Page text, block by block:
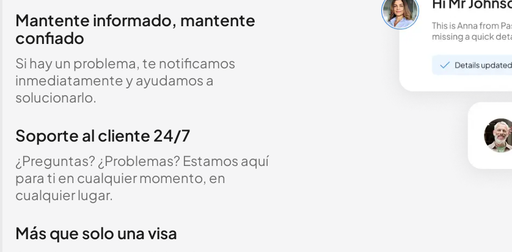
Mantente informado, mantente
confiado
Si hay un problema, te notificamos
inmediatamente y ayudamos a
solucionarlo.
Soporte al cliente 24/7
¿Preguntas? ¿Problemas? Estamos aquí
para ti en cualquier momento, en
cualquier lugar.
Más que solo una visa